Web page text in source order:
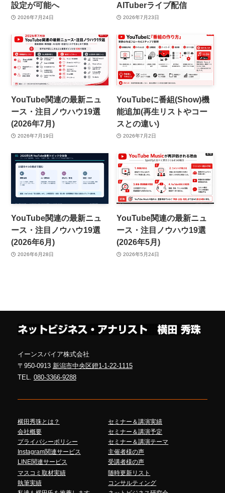
設定が可能へ
2026年7月24日
AITuberライブ配信
2026年7月23日
YouTube関連の最新ニュ
ース・注目ノウハウ19選
(2026年7月)
2026年7月19日
YouTubeに番組(Show)機
能追加(再生リストやコー
スとの違い)
2026年7月2日
YouTube関連の最新ニュ
ース・注目ノウハウ19選
(2026年6月)
2026年6月28日
YouTube関連の最新ニュ
ース・注目ノウハウ19選
(2026年5月)
2026年5月24日
イーンスパイア株式会社
〒950-0913 新潟市中央区鐙1-1-22-1115
TEL. 080-3366-9288
横田秀珠とは？
会社概要
プライバシーポリシー
Instagram関連サービス
LINE関連サービス
セミナー＆講演実績
セミナー＆講演予定
セミナー＆講演テーマ
主催者様の声
受講者様の声
マスコミ取材実績
執筆実績
随時更新リスト
コンサルティング